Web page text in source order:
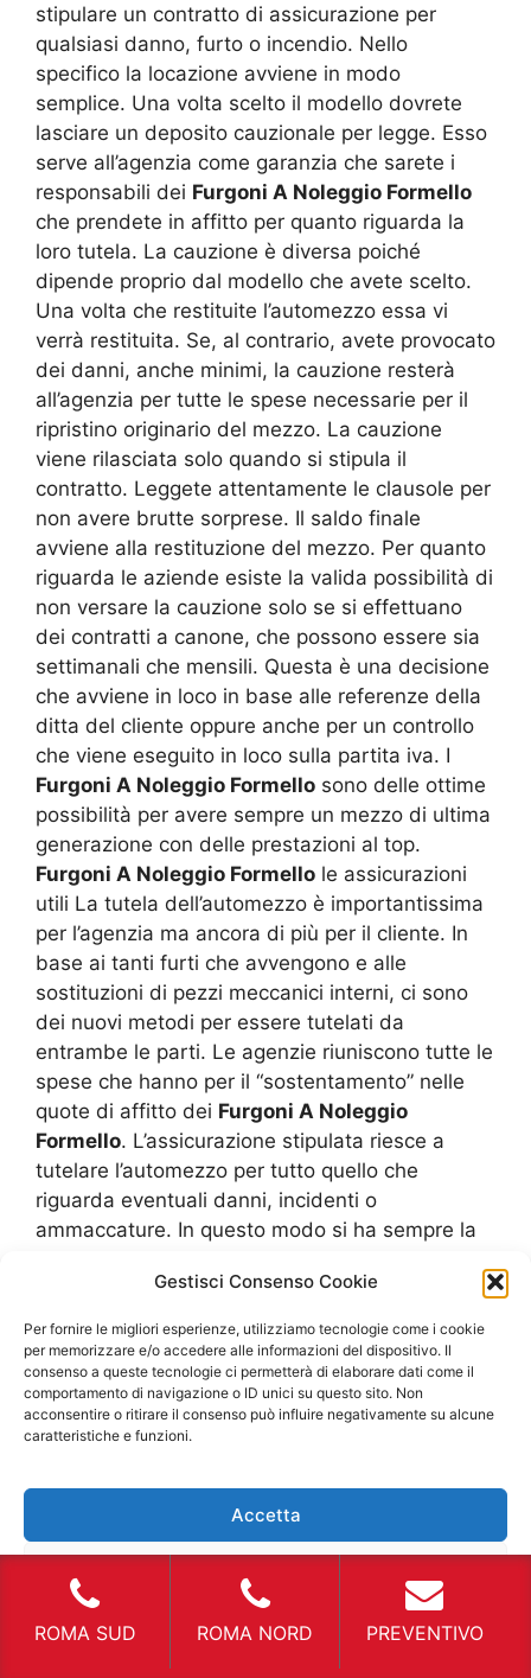
Gestisci Consenso Cookie
Per fornire le migliori esperienze, utilizziamo tecnologie come i cookie
per memorizzare e/o accedere alle informazioni del dispositivo. Il
consenso a queste tecnologie ci permetterà di elaborare dati come il
comportamento di navigazione o ID unici su questo sito. Non
acconsentire o ritirare il consenso può influire negativamente su alcune
caratteristiche e funzioni.
Accetta
Visualizza le preferenze
stipulare un contratto di assicurazione per
qualsiasi danno, furto o incendio. Nello
specifico la locazione avviene in modo
semplice. Una volta scelto il modello dovrete
lasciare un deposito cauzionale per legge. Esso
serve all’agenzia come garanzia che sarete i
responsabili dei Furgoni A Noleggio Formello
che prendete in affitto per quanto riguarda la
loro tutela. La cauzione è diversa poiché
dipende proprio dal modello che avete scelto.
Una volta che restituite l’automezzo essa vi
verrà restituita. Se, al contrario, avete provocato
dei danni, anche minimi, la cauzione resterà
all’agenzia per tutte le spese necessarie per il
ripristino originario del mezzo. La cauzione
viene rilasciata solo quando si stipula il
contratto. Leggete attentamente le clausole per
non avere brutte sorprese. Il saldo finale
avviene alla restituzione del mezzo. Per quanto
riguarda le aziende esiste la valida possibilità di
non versare la cauzione solo se si effettuano
dei contratti a canone, che possono essere sia
settimanali che mensili. Questa è una decisione
che avviene in loco in base alle referenze della
ditta del cliente oppure anche per un controllo
che viene eseguito in loco sulla partita iva. I
Furgoni A Noleggio Formello sono delle ottime
possibilità per avere sempre un mezzo di ultima
generazione con delle prestazioni al top.
Furgoni A Noleggio Formello le assicurazioni
utili La tutela dell’automezzo è importantissima
per l’agenzia ma ancora di più per il cliente. In
base ai tanti furti che avvengono e alle
sostituzioni di pezzi meccanici interni, ci sono
dei nuovi metodi per essere tutelati da
entrambe le parti. Le agenzie riuniscono tutte le
spese che hanno per il “sostentamento” nelle
quote di affitto dei Furgoni A Noleggio
Formello. L’assicurazione stipulata riesce a
tutelare l’automezzo per tutto quello che
riguarda eventuali danni, incidenti o
ammaccature. In questo modo si ha sempre la
prestazioni originali e non venga eseguita una
manutenzione inutile. Mentre per il cliente è
possibile stipulare delle assicurazioni di due
tipologie. La prima è quella che riguarda una
assicurazione esterna per furti, incendi o
incidenti che proteggano sia lui e il suo
capitati questi imprevisti sarà la stessa
assicurazione a pagare il tutto. Purtroppo i costi
possono essere sulle 300 euro, ma si ha una
protezione maggiore. Il secondo metodo è una
assicurazione a blocco, vale a dire ci si mette
d’accordo con l’agenzia che se ci sono dei danni
ROMA SUD ROMA NORD PREVENTIVO